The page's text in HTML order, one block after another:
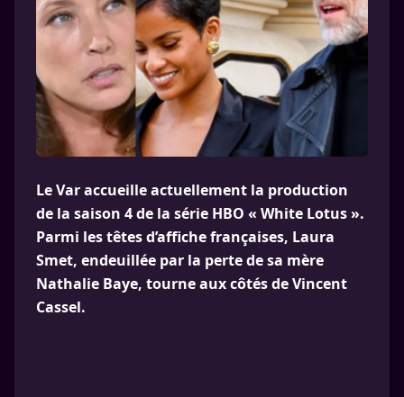
Le Var accueille actuellement la production
de la saison 4 de la série HBO « White Lotus ».
Parmi les têtes d’affiche françaises, Laura
Smet, endeuillée par la perte de sa mère
Nathalie Baye, tourne aux côtés de Vincent
Cassel.